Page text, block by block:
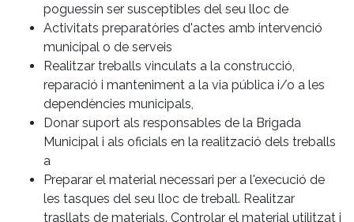
poguessin ser susceptibles del seu lloc de
Activitats preparatòries d'actes amb intervenció
municipal o de serveis
Realitzar treballs vinculats a la construcció,
reparació i manteniment a la via pública i/o a les
dependències municipals,
Donar suport als responsables de la Brigada
Municipal i als oficials en la realització dels treballs
a
Preparar el material necessari per a l'execució de
les tasques del seu lloc de treball. Realitzar
trasllats de materials. Controlar el material utilitzat i